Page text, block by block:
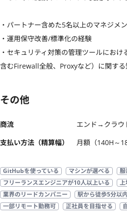
・パートナー含めた5名以上のマネジメ
・運用保守改善/標準化の経験
・セキュリティ対策の管理ツールにお
含むFirewall全般、Proxyなど）に関す
その他
商流
エンド→クラウ
支払い方法（精算幅）
月額（140H～
GitHubを使っている マシンが選べる
服
フリーランスエンジニアが10人以上いる
上
業界のリードカンパニー
駅から徒歩5分以内
一部リモート勤務可
正社員を目指せる